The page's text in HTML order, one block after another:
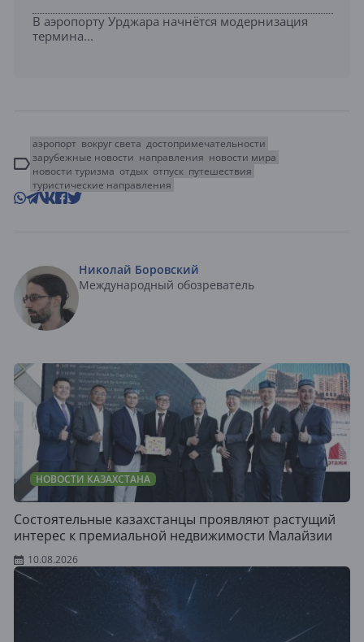
В аэропорту Урджара начнётся модернизация
термина...
аэропорт вокруг света достопримечательности
зарубежные новости направления новости мира
новости туризма отдых отпуск путешествия
туристические направления
Николай Боровский
Международный обозреватель
НОВОСТИ КАЗАХСТАНА
Состоятельные казахстанцы проявляют растущий
интерес к премиальной недвижимости Малайзии
10.08.2026